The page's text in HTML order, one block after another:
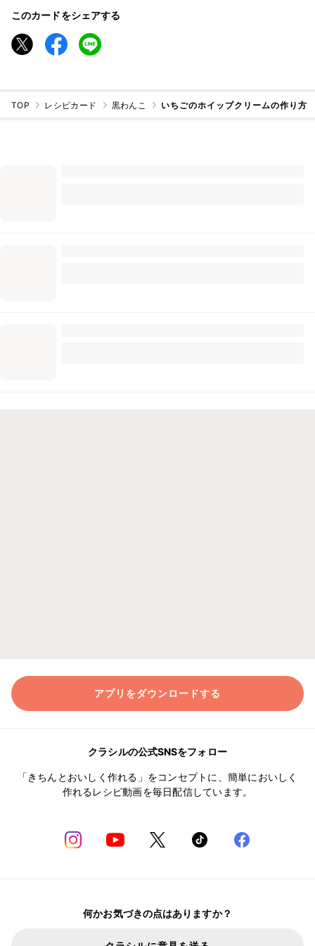
このカードをシェアする
TOP レシピカード 黒わんこ いちごのホイップクリームの作り方
アプリをダウンロードする
クラシルの公式SNSをフォロー
「きちんとおいしく作れる」をコンセプトに、簡単においしく
作れるレシピ動画を毎日配信しています。
何かお気づきの点はありますか？